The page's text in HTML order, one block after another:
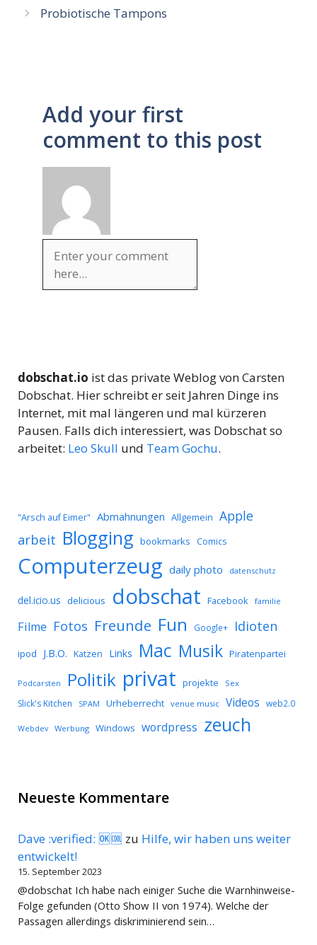
Probiotische Tampons
Add your first
comment to this post
dobschat.io ist das private Weblog von Carsten
Dobschat. Hier schreibt er seit Jahren Dinge ins
Internet, mit mal längeren und mal kürzeren
Pausen. Falls dich interessiert, was Dobschat so
arbeitet: Leo Skull und Team Gochu.
"Arsch auf Eimer" Abmahnungen Allgemein Apple
arbeit Blogging bookmarks Comics
Computerzeug daily photo datenschutz
del.icio.us delicious dobschat Facebook familie
Filme Fotos Freunde Fun Google+ Idioten
ipod J.B.O. Katzen Links Mac Musik Piratenpartei
Podcarsten Politik privat projekte Sex
Slick's Kitchen SPAM Urheberrecht venue music Videos web2.0
Webdev Werbung Windows wordpress zeuch
Neueste Kommentare
Dave :verified: 🆗🆒 zu Hilfe, wir haben uns weiter
entwickelt!
15. September 2023
@dobschat Ich habe nach einiger Suche die Warnhinweise-
Folge gefunden (Otto Show II von 1974). Welche der
Passagen allerdings diskriminierend sein…